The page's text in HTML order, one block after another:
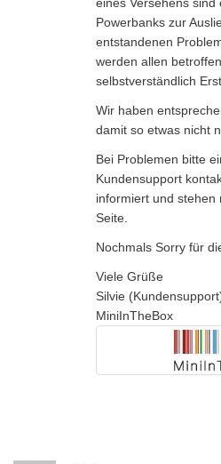
Powerbanks zur
entstandenen
werden allen
selbstverständlich
Wir haben
damit so etwas nicht
Bei Problemen bitte
Kundensupport
informiert und stehen
Seite.
Nochmals Sorry für
Viele Grüße
Silvie
MiniInTheBox